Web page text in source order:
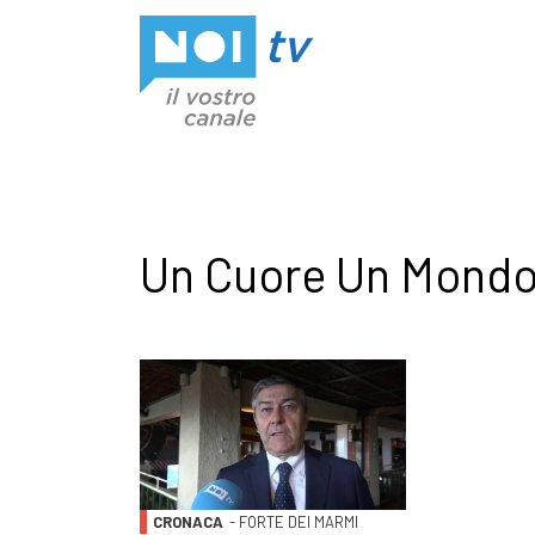
Un Cuore Un
CRONACA - FORTE DEI MARMI